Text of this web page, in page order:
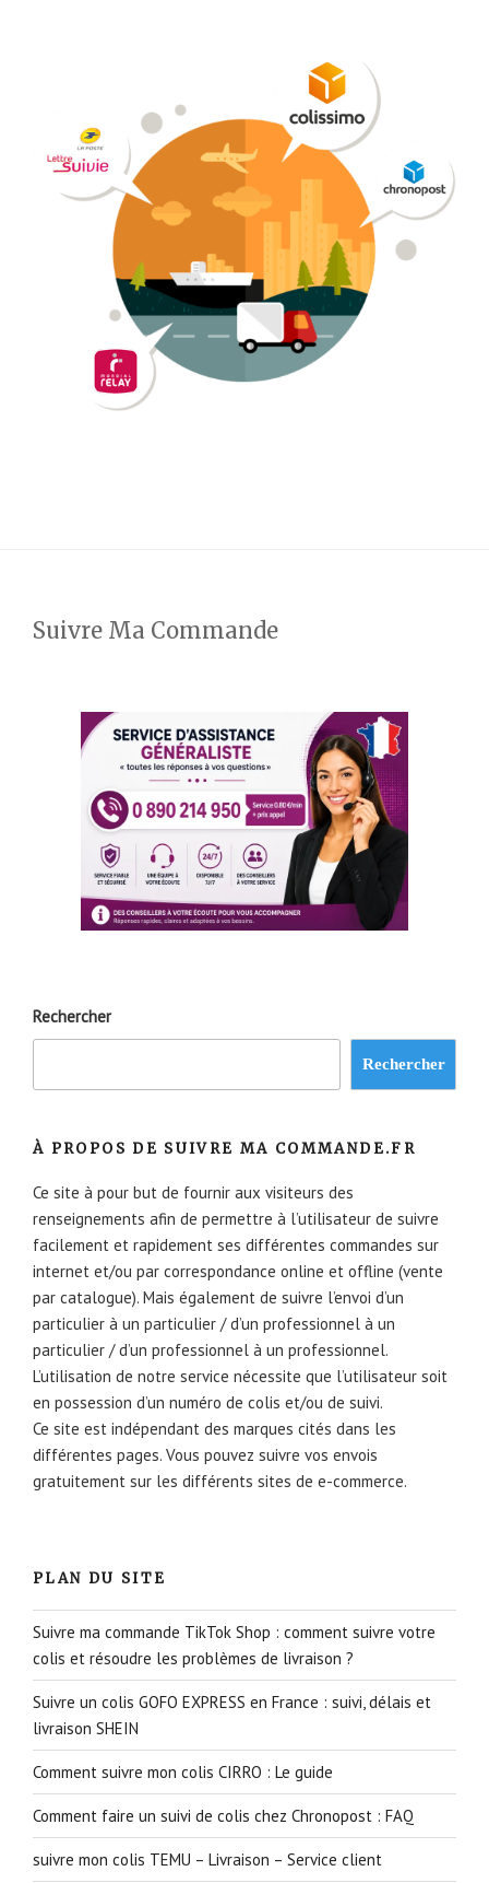
Suivre Ma Commande
Rechercher
Rechercher
À PROPOS DE SUIVRE MA COMMANDE.FR
Ce site à pour but de fournir aux visiteurs des
renseignements afin de permettre à l’utilisateur de suivre
facilement et rapidement ses différentes commandes sur
internet et/ou par correspondance online et offline (vente
par catalogue). Mais également de suivre l’envoi d’un
particulier à un particulier / d’un professionnel à un
particulier / d’un professionnel à un professionnel.
L’utilisation de notre service nécessite que l’utilisateur soit
en possession d’un numéro de colis et/ou de suivi.
Ce site est indépendant des marques cités dans les
différentes pages. Vous pouvez suivre vos envois
gratuitement sur les différents sites de e-commerce.
PLAN DU SITE
Suivre ma commande TikTok Shop : comment suivre votre
colis et résoudre les problèmes de livraison ?
Suivre un colis GOFO EXPRESS en France : suivi, délais et
livraison SHEIN
Comment suivre mon colis CIRRO : Le guide
Comment faire un suivi de colis chez Chronopost : FAQ
suivre mon colis TEMU – Livraison – Service client